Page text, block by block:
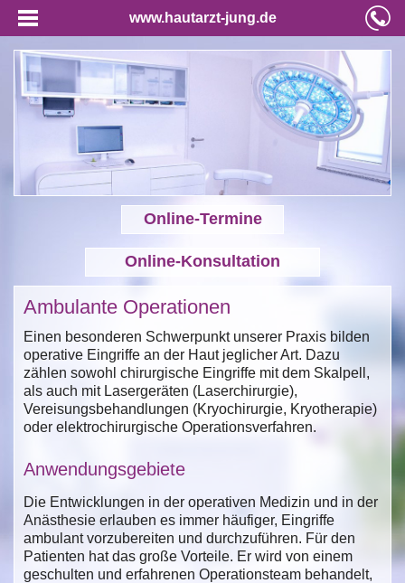
www.hautarzt-jung.de
Online-Termine
Online-Konsultation
Ambulante Operationen
Einen besonderen Schwerpunkt unserer Praxis bilden
operative Eingriffe an der Haut jeglicher Art. Dazu
zählen sowohl chirurgische Eingriffe mit dem Skalpell,
als auch mit Lasergeräten (Laserchirurgie),
Vereisungsbehandlungen (Kryochirurgie, Kryotherapie)
oder elektrochirurgische Operationsverfahren.
Anwendungsgebiete
Die Entwicklungen in der operativen Medizin und in der
Anästhesie erlauben es immer häufiger, Eingriffe
ambulant vorzubereiten und durchzuführen. Für den
Patienten hat das große Vorteile. Er wird von einem
geschulten und erfahrenen Operationsteam behandelt,